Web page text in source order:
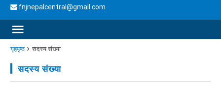
fnjnepalcentral@gmail.com
गृहपृष्ठ सदस्य संख्या
सदस्य संख्या